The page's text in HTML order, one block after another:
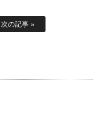
次の記事 »